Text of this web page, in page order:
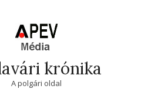
krónika
A polgári oldal